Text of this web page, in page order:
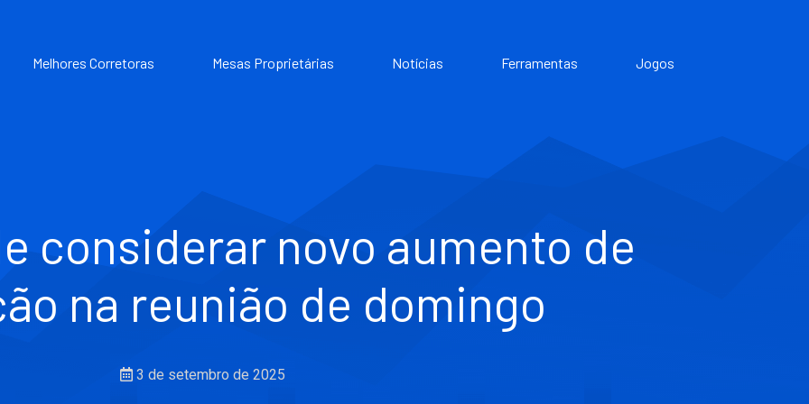
Melhores Corretoras Mesas Proprietárias Notícias Ferramentas Jogos
considerar novo aumento de
na reunião de domingo
3 de setembro de 2025